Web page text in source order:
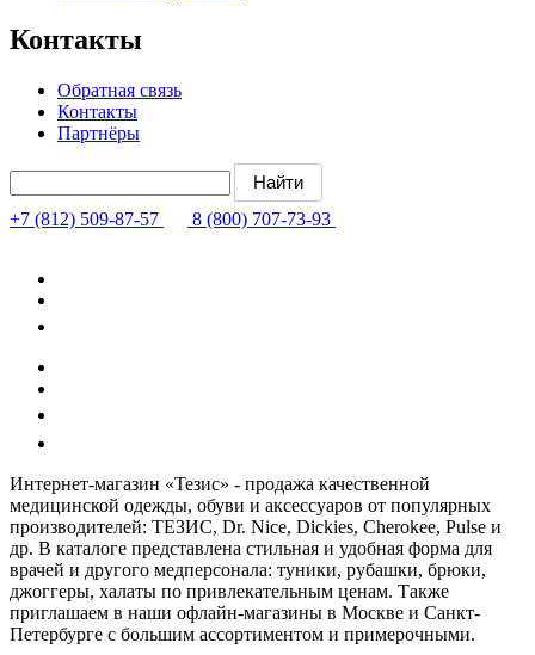
Контакты
Обратная связь
Контакты
Партнёры
+7 (812) 509-87-57 8 (800) 707-73-93
Интернет-магазин «Тезис» - продажа качественной
медицинской одежды, обуви и аксессуаров от популярных
производителей: ТЕЗИС, Dr. Nice, Dickies, Cherokee, Pulse и
др. В каталоге представлена стильная и удобная форма для
врачей и другого медперсонала: туники, рубашки, брюки,
джоггеры, халаты по привлекательным ценам. Также
приглашаем в наши офлайн-магазины в Москве и Санкт-
Петербурге с большим ассортиментом и примерочными.